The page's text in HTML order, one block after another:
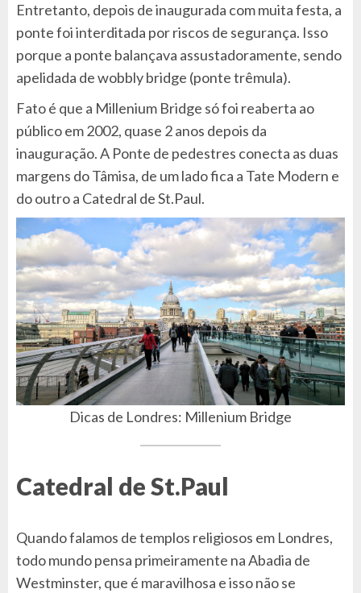
Entretanto, depois de inaugurada com muita festa, a
ponte foi interditada por riscos de segurança. Isso
porque a ponte balançava assustadoramente, sendo
apelidada de wobbly bridge (ponte trêmula).
Fato é que a Millenium Bridge só foi reaberta ao
público em 2002, quase 2 anos depois da
inauguração. A Ponte de pedestres conecta as duas
margens do Tâmisa, de um lado fica a Tate Modern e
do outro a Catedral de St.Paul.
Dicas de Londres: Millenium Bridge
Catedral de St.Paul
Quando falamos de templos religiosos em Londres,
todo mundo pensa primeiramente na Abadia de
Westminster, que é maravilhosa e isso não se